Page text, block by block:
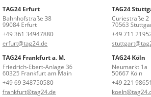
TAG24 Erfurt
Bahnhofstraße 38
99084 Erfurt
+49 361 34947880
erfurt@tag24.de
TAG24
Curiestraße 2
70563
+49 711
TAG24 Frankfurt a. M.
Friedrich-Ebert-Anlage 36
60325 Frankfurt am Main
+49 69 348750580
frankfurt@tag24.de
TAG24 Köln
Neumarkt 1a
50667 Köln
+49 221